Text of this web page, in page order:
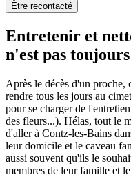
Être recontacté
Entretenir et
n'est pas
Après le décès d'un proche,
rendre tous les jours au
pour se charger de
des fleurs...). Hélas, tout le
d'aller à Contz-les-Bains
leur domicile et le caveau
aussi souvent qu'ils le
membres de leur famille et